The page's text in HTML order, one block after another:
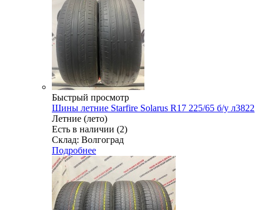
Быстрый просмотр
Шины летние Starfire Solarus R17 225/65 б/у л3822
Летние (лето)
Есть в наличии (2)
Склад: Волгоград
Подробнее